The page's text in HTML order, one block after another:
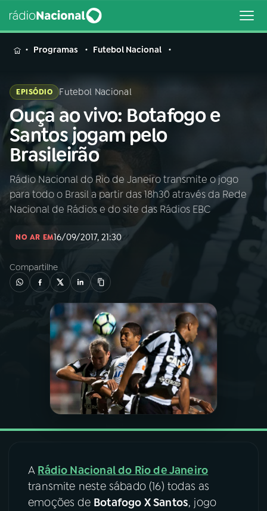
MENU
Buscar
na
Rádio
Nacional
Buscar
AO VIVO
PROGRAMAS
PODCASTS
VIDEOCASTS
08 FESTIVAL DE MÚSICA
Programas Futebol Nacional
EPISÓDIO Futebol Nacional
Ouça ao vivo: Botafogo e
Santos jogam pelo
Brasileirão
Rádio Nacional do Rio de Janeiro transmite o jogo
para todo o Brasil a partir das 18h30 através da Rede
Nacional de Rádios e do site das Rádios EBC
NO AR EM16/09/2017, 21:30
Compartilhe
A Rádio Nacional do Rio de Janeiro
transmite neste sábado (16) todas as
emoções de Botafogo X Santos, jogo